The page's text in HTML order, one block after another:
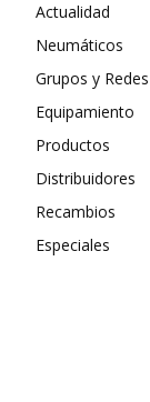
Actualidad
Neumáticos
Grupos y Redes
Equipamiento
Productos
Distribuidores
Recambios
Especiales